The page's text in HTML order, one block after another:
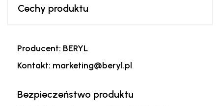
Cechy produktu
Producent: BERYL
Kontakt: marketing@beryl.pl
Bezpieczeństwo produktu